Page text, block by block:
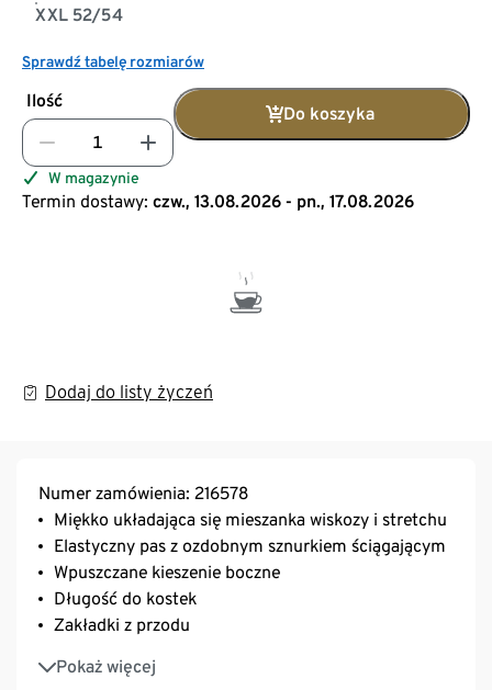
XXL 52/54
Sprawdź tabelę rozmiarów
Ilość
Do koszyka
W magazynie
Termin dostawy: czw., 13.08.2026 - pn., 17.08.2026
Dodaj do listy życzeń
Numer zamówienia: 216578
Miękko układająca się mieszanka wiskozy i stretchu
Elastyczny pas z ozdobnym sznurkiem ściągającym
Wpuszczane kieszenie boczne
Długość do kostek
Zakładki z przodu
Pokaż więcej
Z zawartością elastanu: odporne na deformacje,
doskonale leżą, zapewniają wysoki komfort noszenia